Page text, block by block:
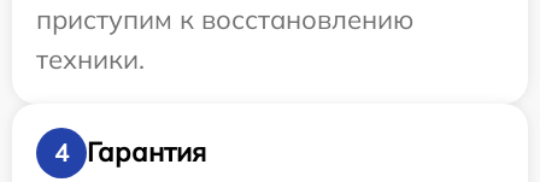
приступим к восстановлению
техники.
4 Гарантия